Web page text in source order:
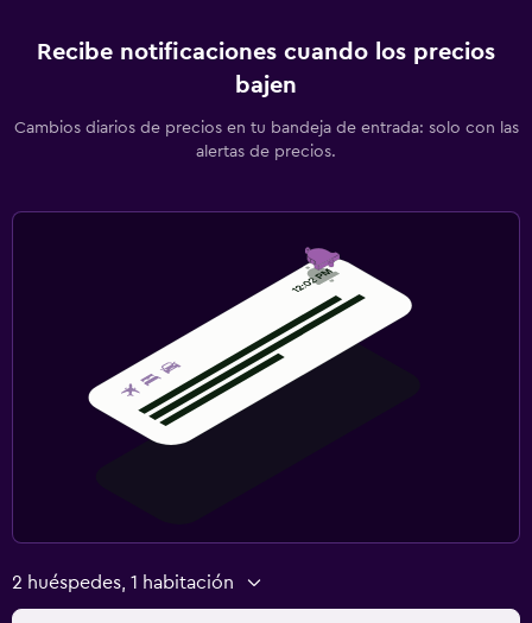
Recibe notificaciones cuando los precios
bajen
Cambios diarios de precios en tu bandeja de entrada: solo con las
alertas de precios.
2 huéspedes, 1 habitación